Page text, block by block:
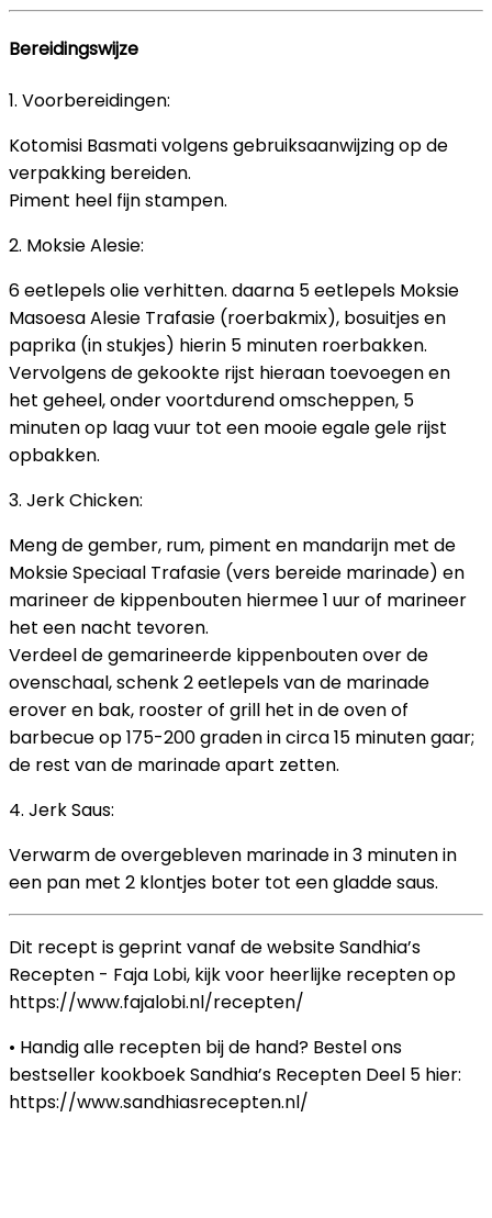
Bereidingswijze
1. Voorbereidingen:
Kotomisi Basmati volgens gebruiksaanwijzing op de
verpakking bereiden.
Piment heel fijn stampen.
2. Moksie Alesie:
6 eetlepels olie verhitten. daarna 5 eetlepels Moksie
Masoesa Alesie Trafasie (roerbakmix), bosuitjes en
paprika (in stukjes) hierin 5 minuten roerbakken.
Vervolgens de gekookte rijst hieraan toevoegen en
het geheel, onder voortdurend omscheppen, 5
minuten op laag vuur tot een mooie egale gele rijst
opbakken.
3. Jerk Chicken:
Meng de gember, rum, piment en mandarijn met de
Moksie Speciaal Trafasie (vers bereide marinade) en
marineer de kippenbouten hiermee 1 uur of marineer
het een nacht tevoren.
Verdeel de gemarineerde kippenbouten over de
ovenschaal, schenk 2 eetlepels van de marinade
erover en bak, rooster of grill het in de oven of
barbecue op 175-200 graden in circa 15 minuten gaar;
de rest van de marinade apart zetten.
4. Jerk Saus:
Verwarm de overgebleven marinade in 3 minuten in
een pan met 2 klontjes boter tot een gladde saus.
Dit recept is geprint vanaf de website Sandhia’s
Recepten - Faja Lobi, kijk voor heerlijke recepten op
https://www.fajalobi.nl/recepten/
• Handig alle recepten bij de hand? Bestel ons
bestseller kookboek Sandhia’s Recepten Deel 5 hier:
https://www.sandhiasrecepten.nl/